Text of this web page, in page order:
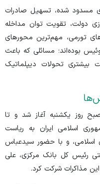
مسدود شده، تسهیل صادرات
دولت، تقویت توان مداخله
تورمی، مهم‌ترین محور‌های
بوده‌اند؛ مسائلی که باعث
بیشتری تحولات دیپلماتیک
روز یکشنبه آغاز شد و تا
اسلامی ایران به ریاست
اسلامی، و با حضور سیدعباس
رئیس کل بانک مرکزی، علی
مذاکرات شرکت کرد.